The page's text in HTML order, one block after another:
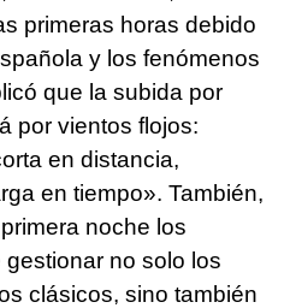
primeras horas debido
y los fenómenos
que la subida por
por vientos flojos:
en distancia,
en tiempo». También,
noche los
no solo los
clásicos, sino también